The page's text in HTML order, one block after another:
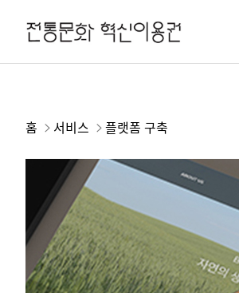
홈 서비스 플랫폼 구축